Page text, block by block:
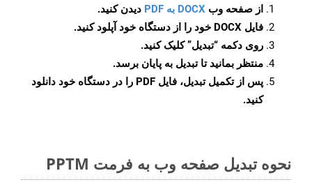
از صفحه وب DOCX به PDF
دیدن کنید.
فایل DOCX خود را از دستگاه خود آپلود کنید.
روی دکمه “تبدیل”کلیک کنید.
منتظر بمانید تا تبدیل به پایان برسد.
پس از تکمیل تبدیل، فایل PDF را در دستگاه خود دانلود
کنید.
نحوه تبدیل صفحه وب به فرمت PPTM